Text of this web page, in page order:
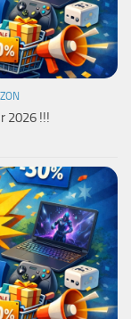
2026 !!!